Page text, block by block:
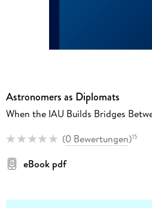
Astronomers as Diplomats
When the IAU Builds Bridges
(0 Bewertungen)15
eBook pdf